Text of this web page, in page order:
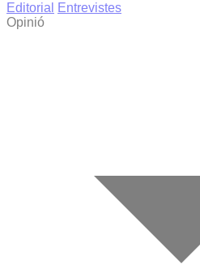
Editorial
Entrevistes
Opinió